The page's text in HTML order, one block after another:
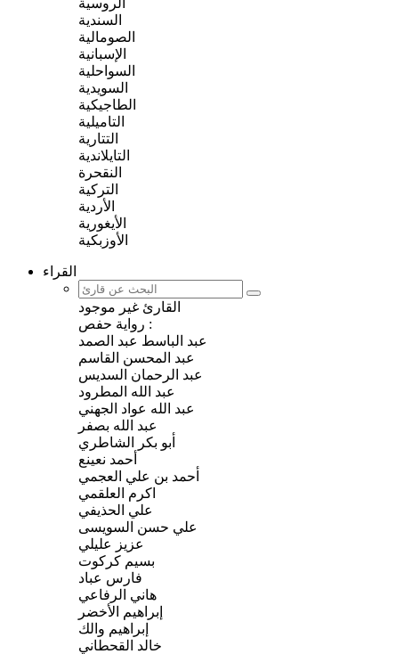
الروسية
السندية
الصومالية
الإسبانية
السواحلية
السويدية
الطاجيكية
التاميلية
التتارية
التايلاندية
النقحرة
التركية
الأردية
الأيغورية
الأوزبكية
القراء
القارئ غير موجود
رواية حفص :
ﻋﺒﺪ اﻟﺒﺎﺳﻂ ﻋﺒﺪ اﻟﺼﻤﺪ
عبد المحسن القاسم
ﻋﺒﺪ اﻟﺮﺣﻤﺎﻥ السديس
عبد الله المطرود
ﻋﺒﺪ اﻟﻠﻪ ﻋﻮاﺩ اﻟﺠﻬﻨﻲ
ﻋﺒﺪ اﻟﻠﻪ ﺑﺼﻔﺮ
ﺃﺑﻮ ﺑﻜﺮ اﻟﺸﺎﻃﺮﻱ
أحمد نعينع
ﺃﺣﻤﺪ ﺑﻦ ﻋﻠﻲ اﻟﻌﺠﻤﻲ
اكرم العلقمي
ﻋﻠﻲ اﻟﺤﺬﻳﻔﻲ
علي حسن السويسى
عزيز عليلي
بسيم كركوت
فارس عباد
ﻫﺎﻧﻲ اﻟﺮﻓﺎﻋﻲ
إبراهيم الأخضر
إبراهيم والك
خالد القحطاني